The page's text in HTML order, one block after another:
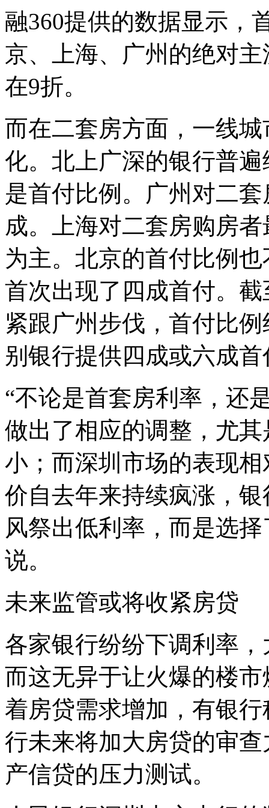
融360提供的数据显示，
京、上海、广州的绝对
在9折。
而在二套房方面，一线
化。北上广深的银行普
是首付比例。广州对二
成。上海对二套房购房
为主。北京的首付比例
首次出现了四成首付。
紧跟广州步伐，首付比
别银行提供四成或六成首
“不论是首套房利率，还
做出了相应的调整，尤
小；而深圳市场的表现
价自去年来持续疯涨，
风祭出低利率，而是选
说。
未来监管或将收紧房贷
各家银行纷纷下调利率
而这无异于让火爆的楼
着房贷需求增加，有银
行未来将加大房贷的审
产信贷的压力测试。